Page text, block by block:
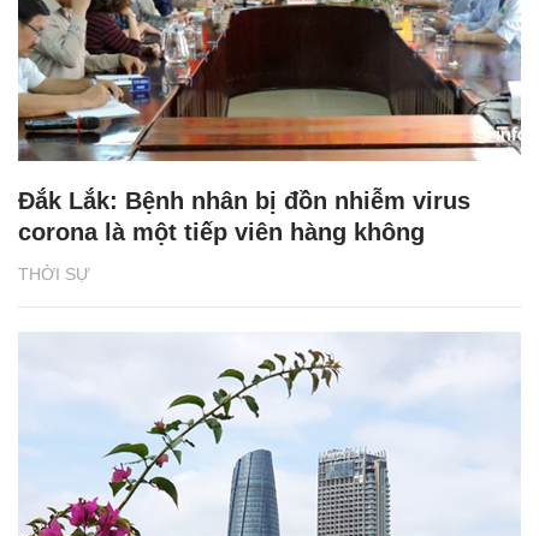
THỜI SỰ
Đắk Lắk: Bệnh nhân bị đồn nhiễm virus
corona là một tiếp viên hàng không